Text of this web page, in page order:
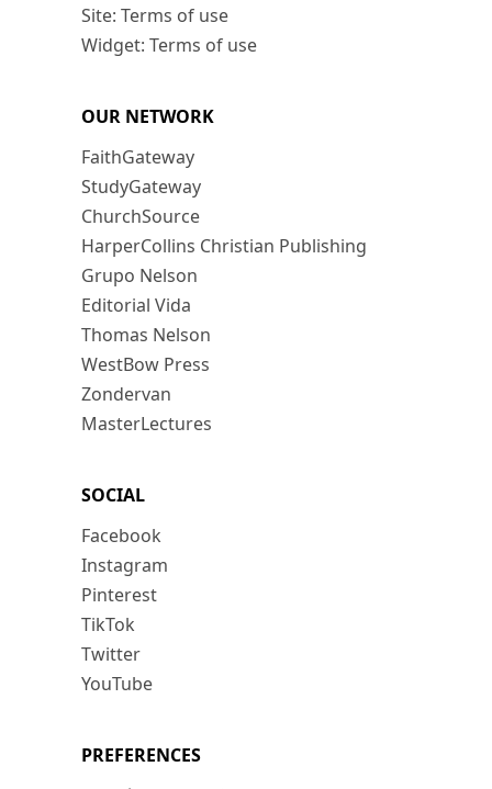
Site: Terms of use
Widget: Terms of use
OUR NETWORK
FaithGateway
StudyGateway
ChurchSource
HarperCollins Christian Publishing
Grupo Nelson
Editorial Vida
Thomas Nelson
WestBow Press
Zondervan
MasterLectures
SOCIAL
Facebook
Instagram
Pinterest
TikTok
Twitter
YouTube
PREFERENCES